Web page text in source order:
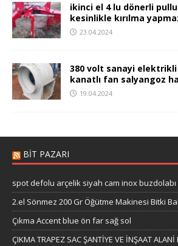
ikinci el 4 lu dönerli
kesinlikle kırılma
23.04.2024
380 volt sanayi
kanatlı fan salyangoz
19.04.2024
BIT PAZARI
spot defolu arçelik siyah cam inox buzdolabı
2.el Sönmez 200 Gr Öğütme Makinesi Bitki
Çıkma Accent blue ön far sağ sol
ÇIKMA TRAPEZ SAC ŞANTİYE VE İNŞAAT